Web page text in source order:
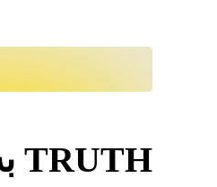
TRUTH به EUR محاسبه نرخ ارز